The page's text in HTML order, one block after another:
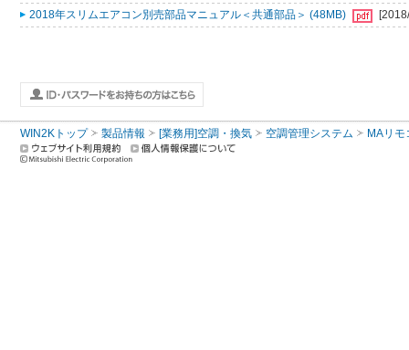
2018年スリムエアコン別売部品マニュアル＜共通部品＞ (48MB)
WIN2Kトップ 製品情報 [業務用]空調・換気 空調管理システム MAリモ